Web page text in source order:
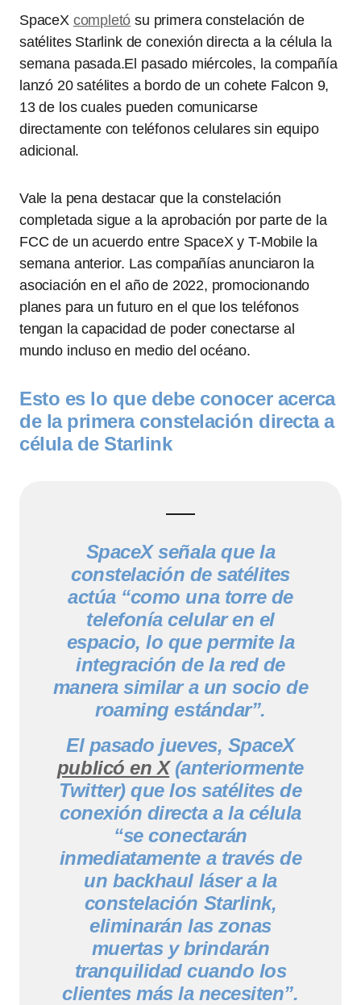
SpaceX completó su primera constelación de
satélites Starlink de conexión directa a la célula la
semana pasada.El pasado miércoles, la compañía
lanzó 20 satélites a bordo de un cohete Falcon 9,
13 de los cuales pueden comunicarse
directamente con teléfonos celulares sin equipo
adicional.
Vale la pena destacar que la constelación
completada sigue a la aprobación por parte de la
FCC de un acuerdo entre SpaceX y T-Mobile la
semana anterior. Las compañías anunciaron la
asociación en el año de 2022, promocionando
planes para un futuro en el que los teléfonos
tengan la capacidad de poder conectarse al
mundo incluso en medio del océano.
Esto es lo que debe conocer acerca
de la primera constelación directa a
célula de Starlink
SpaceX señala que la
constelación de satélites
actúa “como una torre de
telefonía celular en el
espacio, lo que permite la
integración de la red de
manera similar a un socio de
roaming estándar”.
El pasado jueves, SpaceX
publicó en X(anteriormente
Twitter) que los satélites de
conexión directa a la célula
“se conectarán
inmediatamente a través de
un backhaul láser a la
constelación Starlink,
eliminarán las zonas
muertas y brindarán
tranquilidad cuando los
clientes más la necesiten”.